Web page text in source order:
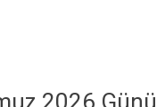
2026 Günü